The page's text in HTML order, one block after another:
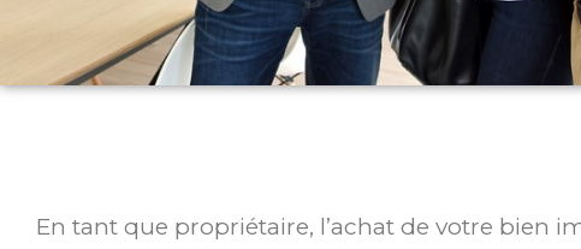
En tant que propriétaire, l’achat de votre bien